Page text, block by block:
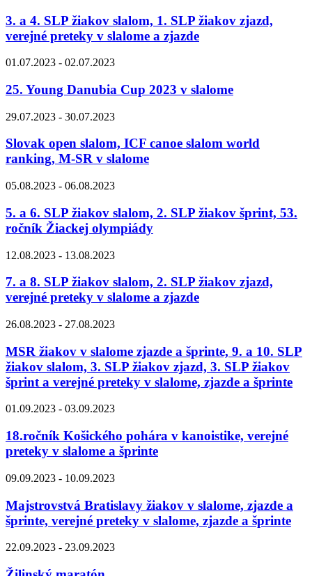
3. a 4. SLP žiakov slalom, 1. SLP žiakov zjazd,
verejné preteky v slalome a zjazde
01.07.2023 - 02.07.2023
25. Young Danubia Cup 2023 v slalome
29.07.2023 - 30.07.2023
Slovak open slalom, ICF canoe slalom world
ranking, M-SR v slalome
05.08.2023 - 06.08.2023
5. a 6. SLP žiakov slalom, 2. SLP žiakov šprint, 53.
ročník Žiackej olympiády
12.08.2023 - 13.08.2023
7. a 8. SLP žiakov slalom, 2. SLP žiakov zjazd,
verejné preteky v slalome a zjazde
26.08.2023 - 27.08.2023
MSR žiakov v slalome zjazde a šprinte, 9. a 10. SLP
žiakov slalom, 3. SLP žiakov zjazd, 3. SLP žiakov
šprint a verejné preteky v slalome, zjazde a šprinte
01.09.2023 - 03.09.2023
18.ročník Košického pohára v kanoistike, verejné
preteky v slalome a šprinte
09.09.2023 - 10.09.2023
Majstrovstvá Bratislavy žiakov v slalome, zjazde a
šprinte, verejné preteky v slalome, zjazde a šprinte
22.09.2023 - 23.09.2023